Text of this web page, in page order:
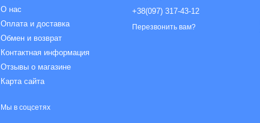
О нас
Оплата и доставка
Обмен и возврат
Контактная информация
Отзывы о магазине
Карта сайта
Мы в соцсетях
+38(097) 317-43-12
Перезвонить вам?